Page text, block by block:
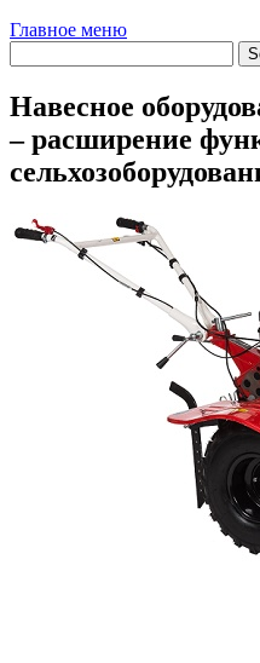
Главное меню
Навесное
– расширение